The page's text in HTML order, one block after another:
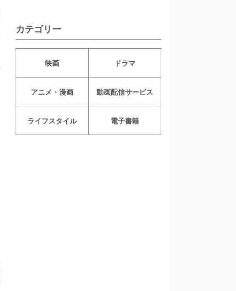
カテゴリー
映画 ドラマ
アニメ・漫画 動画配信サービス
ライフスタイル 電子書籍